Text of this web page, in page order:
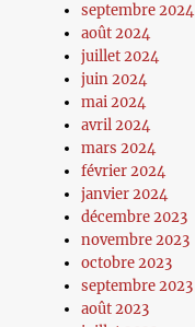
septembre 2024
août 2024
juillet 2024
juin 2024
mai 2024
avril 2024
mars 2024
février 2024
janvier 2024
décembre 2023
novembre 2023
octobre 2023
septembre 2023
août 2023